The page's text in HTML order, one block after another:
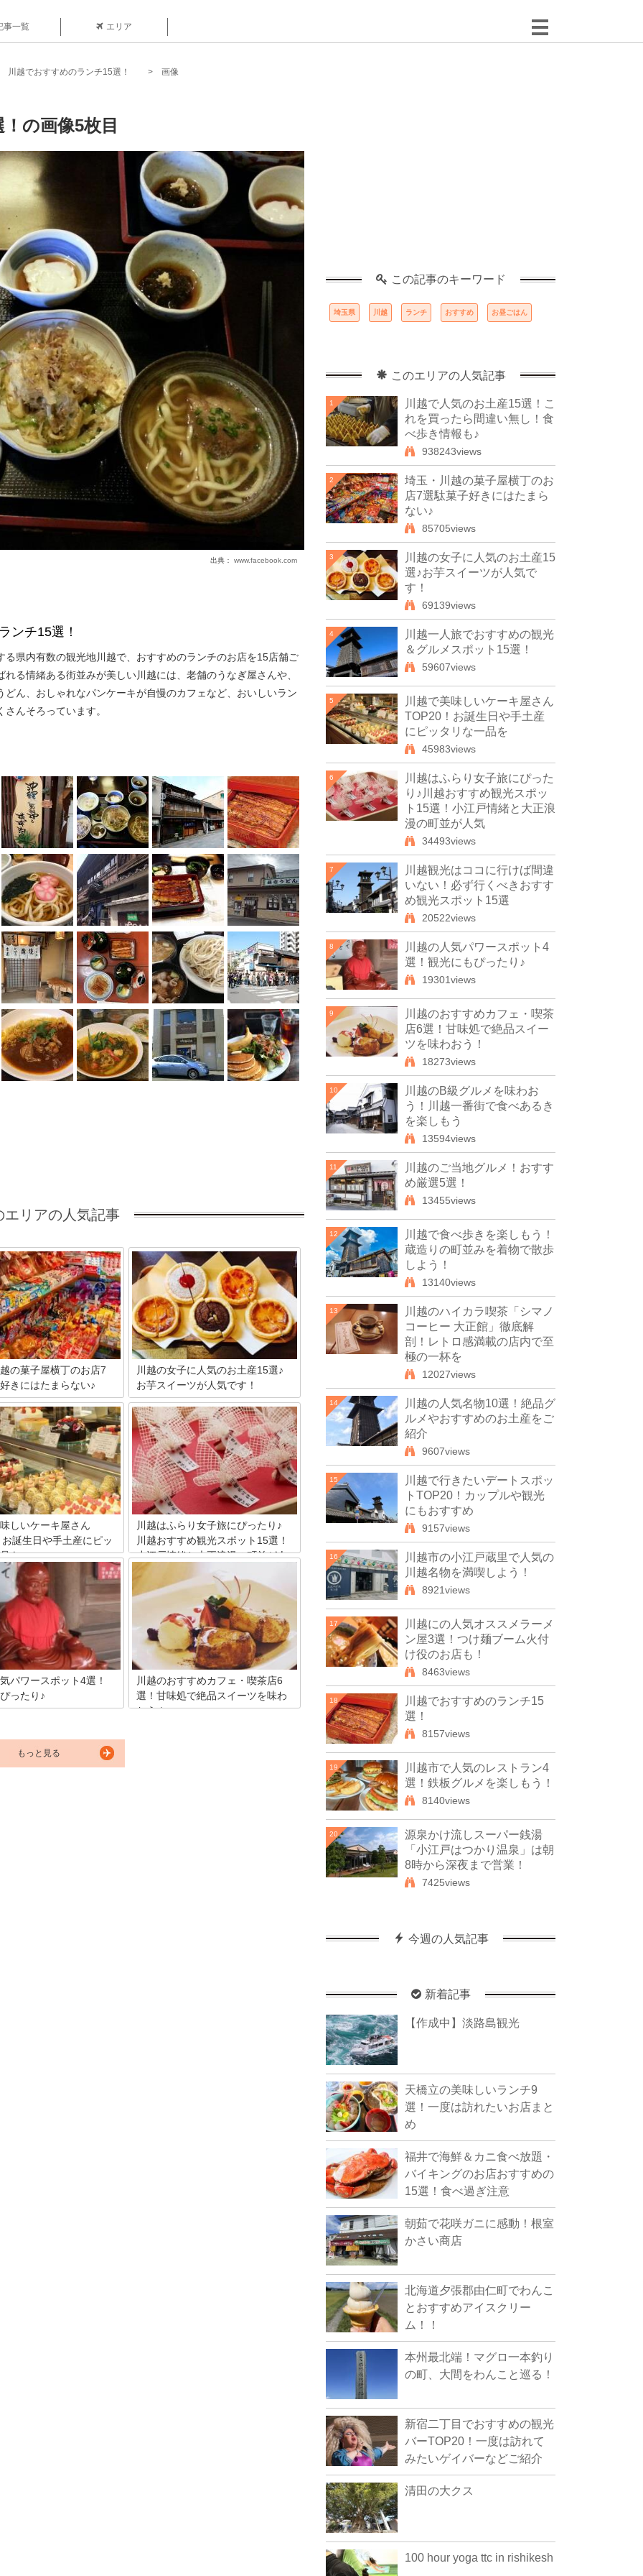
事一覧 エリア
川越でおすすめのランチ15選！ 画像
の画像5枚目
出典： www.facebook.com
ンチ15選！
る県内有数の観光地川越で、おすすめのランチのお店を15店舗ご
る情緒ある街並みが美しい川越には、老舗のうなぎ屋さんや、
どん、おしゃれなパンケーキが自慢のカフェなど、おいしいラン
んそろっています。
エリアの人気記事
の菓子屋横丁のお店7
きにはたまらない♪
、甘い物が好きですか？甘党
て結構人によっても好みがあ
すが、今回は特に甘党の人が
て、埼玉県川越市にある菓
お店について紹介したいと思
軽に食べられる駄菓子から伝
で色々あるので必見です！
川越の女子に人気のお土産15選♪
お芋スイーツが人気です！
都内からの観光客も多く、日帰りで楽し
める埼玉の観光名所といえば、川越。小
江戸とよばれ、情緒のある街並みはぜひ
一度は行きたい場所です。そんな川越の
名物といえば、やっぱりお芋。みんなに
人気の、お芋スイーツ＆お土産をたっぷ
りご紹介します。
しいケーキ屋さん
誕生日や手土産にピッ
を
と多くの人々が行き交う街
雑貨やケーキ屋などのさまざ
軒を連ねています。中でも、
ばれる美味しいケーキを提供
至る所に点在。そんな、美味
がそろっている「ケーキ
20軒ご紹介します。
川越はふらり女子旅にぴったり♪
川越おすすめ観光スポット15選！
小江戸情緒と大正浪漫の町並が人
気
埼玉県川越は、小江戸といわれ江戸時代
から残る建物があり情緒あふれる街並み
が人気ので女子旅にもピッタリ。 日帰り
観光ができ、ふらっと立ち寄れる川越。
ノープランで出かけても楽しめますし、
定番スポットやパワースポットもおすす
めです。女子旅で楽しめる川越をご紹介
します。
パワースポット4選！
ったり♪
きてパワーをいただける川越
すめパワースポットを写真付
ご紹介します。
川越のおすすめカフェ・喫茶店6
選！甘味処で絶品スイーツを味わ
おう！
もっと見る
この記事のキーワード
埼玉県 川越 ランチ おすすめ お昼ごはん
このエリアの人気記事
1
川越で人気のお土産15選！こ
れを買ったら間違い無し！食
べ歩き情報も♪
938243views
2
埼玉・川越の菓子屋横丁のお
店7選駄菓子好きにはたまら
ない♪
85705views
3
川越の女子に人気のお土産15
選♪お芋スイーツが人気で
す！
69139views
4
川越一人旅でおすすめの観光
＆グルメスポット15選！
59607views
5
川越で美味しいケーキ屋さん
TOP20！お誕生日や手土産
にピッタリな一品を
45983views
6
川越はふらり女子旅にぴった
り♪川越おすすめ観光スポッ
ト15選！小江戸情緒と大正浪
漫の町並が人気
34493views
7
川越観光はココに行けば間違
いない！必ず行くべきおすす
め観光スポット15選
20522views
8
川越の人気パワースポット4
選！観光にもぴったり♪
19301views
9
川越のおすすめカフェ・喫茶
店6選！甘味処で絶品スイー
ツを味わおう！
18273views
10
川越のB級グルメを味わお
う！川越一番街で食べあるき
を楽しもう
13594views
11
川越のご当地グルメ！おすす
め厳選5選！
13455views
12
川越で食べ歩きを楽しもう！
蔵造りの町並みを着物で散歩
しよう！
13140views
13
川越のハイカラ喫茶「シマノ
コーヒー 大正館」徹底解
剖！レトロ感満載の店内で至
極の一杯を
12027views
14
川越の人気名物10選！絶品グ
ルメやおすすめのお土産をご
紹介
9607views
15
川越で行きたいデートスポッ
トTOP20！カップルや観光
にもおすすめ
9157views
16
川越市の小江戸蔵里で人気の
川越名物を満喫しよう！
8921views
17
川越にの人気オススメラーメ
ン屋3選！つけ麺ブーム火付
け役のお店も！
8463views
18
川越でおすすめのランチ15
選！
8157views
19
川越市で人気のレストラン4
選！鉄板グルメを楽しもう！
8140views
20
源泉かけ流しスーパー銭湯
「小江戸はつかり温泉」は朝
8時から深夜まで営業！
7425views
今週の人気記事
新着記事
【作成中】淡路島観光
天橋立の美味しいランチ9
選！一度は訪れたいお店まと
め
福井で海鮮＆カニ食べ放題・
バイキングのお店おすすめの
15選！食べ過ぎ注意
朝茹で花咲ガニに感動！根室
かさい商店
北海道夕張郡由仁町でわんこ
とおすすめアイスクリー
ム！！
本州最北端！マグロ一本釣り
の町、大間をわんこと巡る！
新宿二丁目でおすすめの観光
バーTOP20！一度は訪れて
みたいゲイバーなどご紹介
清田の大クス
100 hour yoga ttc in rishikesh